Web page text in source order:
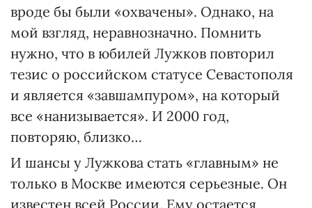
вроде бы были «охвачены». Однако, на
мой взгляд, неравнозначно. Помнить
нужно, что в юбилей Лужков повторил
тезис о российском статусе Севастополя
и является «завшампуром», на который
все «нанизывается». И 2000 год,
повторяю, близко…
И шансы у Лужкова стать «главным» не
только в Москве имеются серьезные. Он
известен всей России. Ему остается